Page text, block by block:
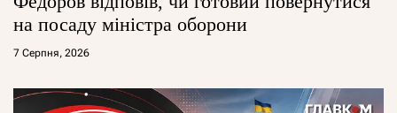
на посаду міністра оборони
7 Серпня, 2026